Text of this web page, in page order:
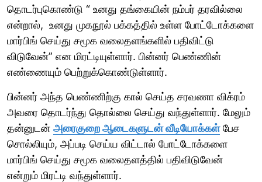
தொடர்புகொண்டு “ உனது தங்கையின் நம்பர் தரவில்லை
என்றால், உனது முகநூல் பக்கத்தில் உள்ள போட்டோக்களை
மார்பிங் செய்து சமூக வலைதளங்களில் பதிவிட்டு
விடுவேன்” என மிரட்டியுள்ளார். பின்னர் பெண்ணின்
எண்ணையும் பெற்றுக்கொண்டுள்ளார்.
பின்னர் அந்த பெண்ணிற்கு கால் செய்த சரவணா விக்ரம்
அவரை தொடர்ந்து தொல்லை செய்து வந்துள்ளார். மேலும்
தன்னுடன் அரைகுறை ஆடைகளுடன் வீடியோக்கள்பேச
சொல்லியும், அப்படி செய்ய விட்டால் போட்டோக்களை
மார்பிங் செய்து சமூக வலைதளத்தில் பதிவிடுவேன்
என்றும் மிரட்டி வந்துள்ளார்.